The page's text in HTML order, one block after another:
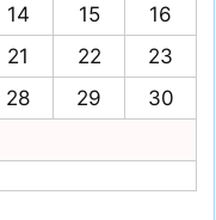
14 15
16
21 22
23
28 29
30